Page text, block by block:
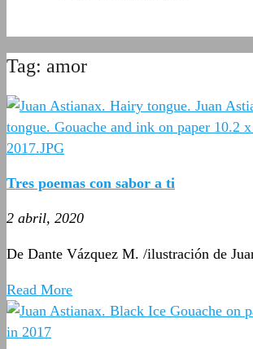
Tag: amor
Tres poemas con sabor a ti
2 abril, 2020
De Dante Vázquez M. /ilustración de
Read More